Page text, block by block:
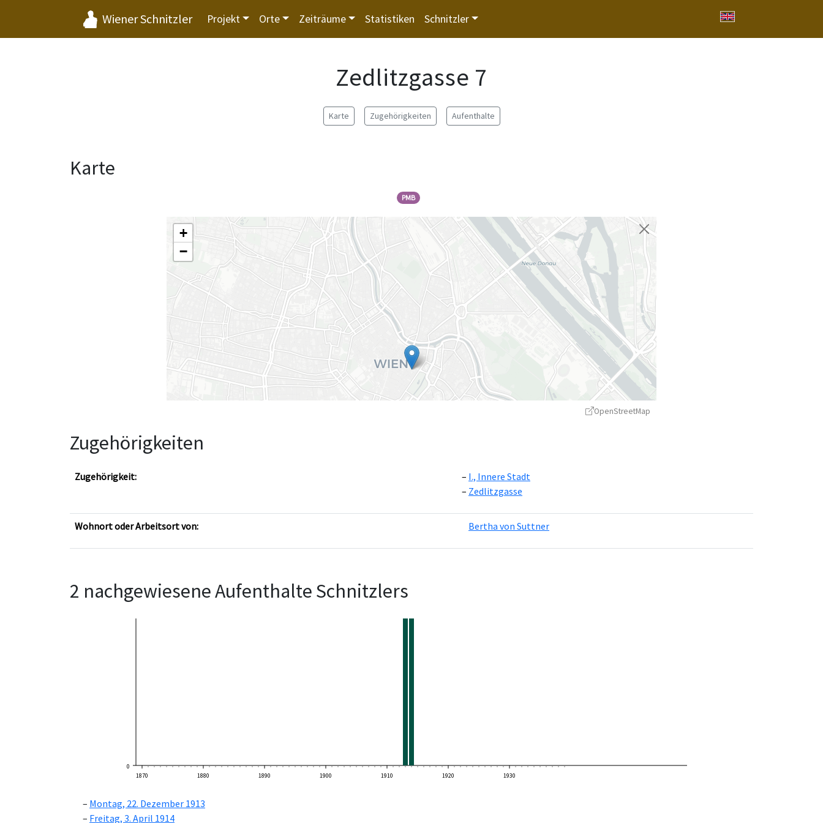
Wiener Schnitzler Projekt Orte Zeiträume Statistiken Schnitzler
Zedlitzgasse 7
Karte Zugehörigkeiten Aufenthalte
Karte
PMB
+
−
OpenStreetMap
Zugehörigkeiten
Zugehörigkeit:
I., Innere Stadt
Zedlitzgasse
Wohnort oder Arbeitsort von: Bertha von Suttner
2 nachgewiesene Aufenthalte Schnitzlers
0
1870
1880 1890 1900 1910 1920 1930
Montag, 22. Dezember 1913
Freitag, 3. April 1914